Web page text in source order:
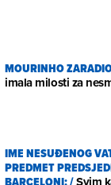
MOURINHO
imala milosti za
IME NESUĐENOG
PREDMET